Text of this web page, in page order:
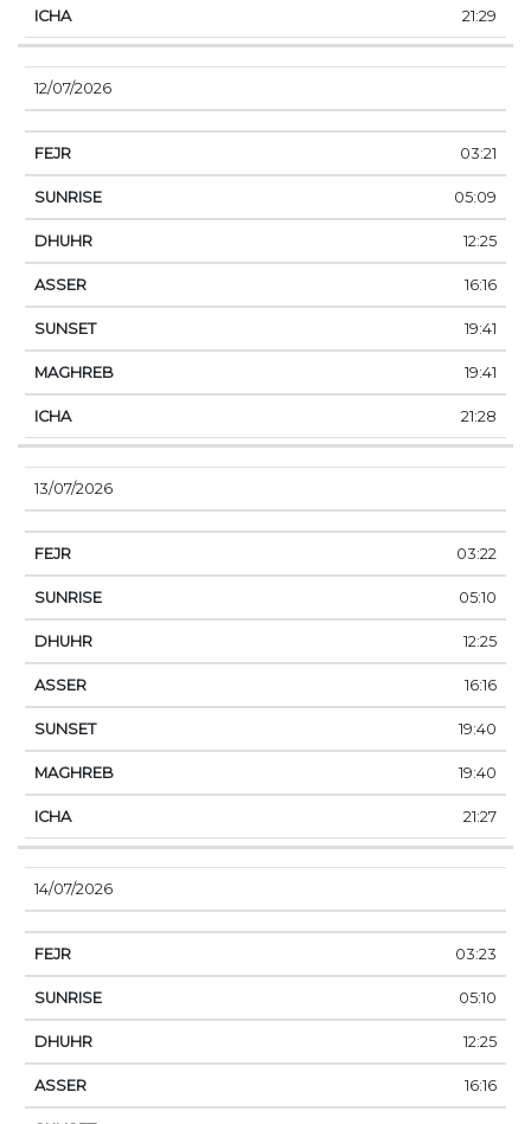
21:29
12/07/2026
03:21
05:09
12:25
16:16
19:41
19:41
21:28
13/07/2026
03:22
05:10
12:25
16:16
19:40
19:40
21:27
14/07/2026
03:23
05:10
12:25
16:16